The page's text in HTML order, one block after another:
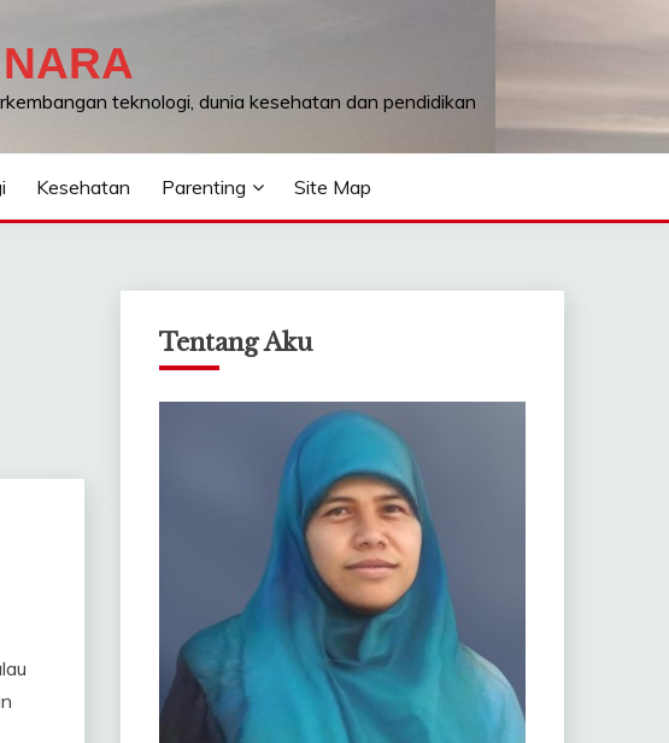
teknologi, dunia kesehatan dan pendidikan
Kesehatan Parenting Site Map
Tentang Aku